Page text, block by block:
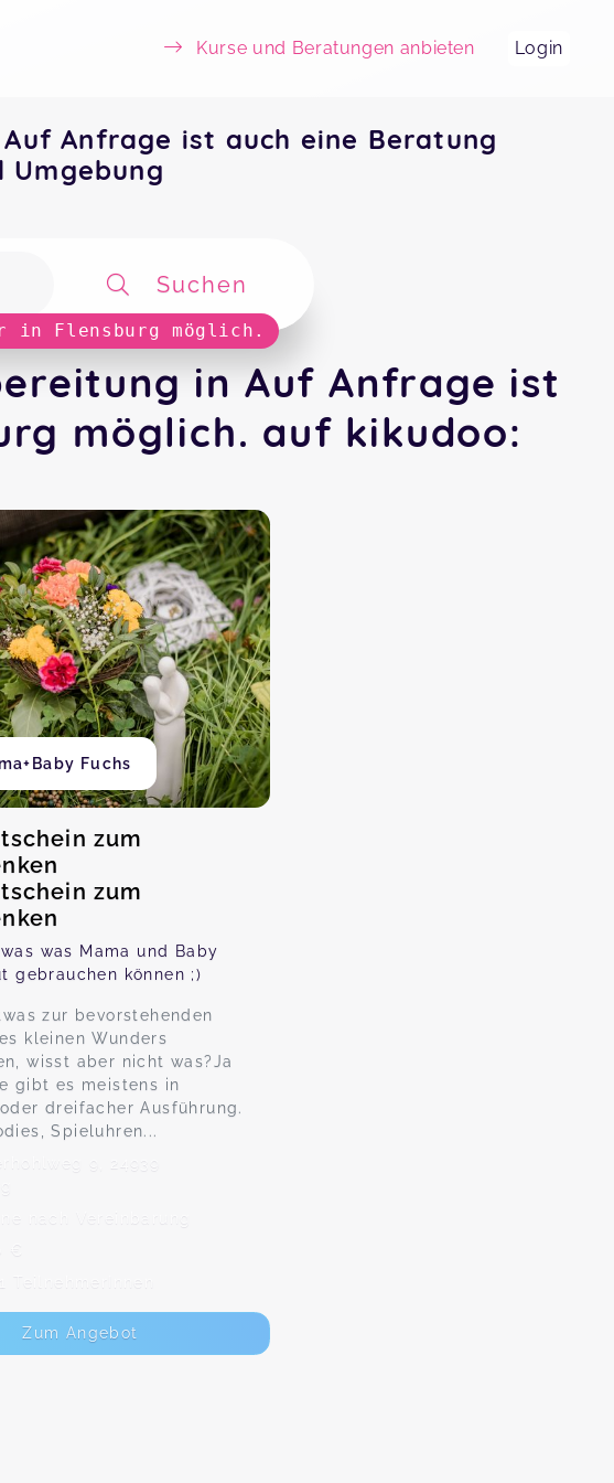
Kurse und Beratungen anbieten Login
Anfrage ist auch eine Beratung
Umgebung
Suchen
in Flensburg möglich.
in Auf Anfrage ist
möglich. auf kikudoo:
Fuchs
zum
zum
was Mama und Baby
gebrauchen können ;)
zur bevorstehenden
kleinen Wunders
wisst aber nicht was?Ja
gibt es meistens in
dreifacher Ausführung.
Spieluhren...
9, 24939
nach Vereinbarung
€
TeilnehmerInnen
Zum Angebot